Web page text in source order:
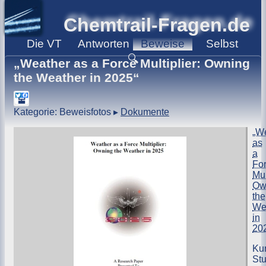
Chemtrail-Fragen.de
Die VT Antworten Beweise
Selbst
🔍
„Weather as a Force Multiplier: Owning
the Weather in 2025“
Kategorie: Beweisfotos ▸ Dokumente
as
a
the
in